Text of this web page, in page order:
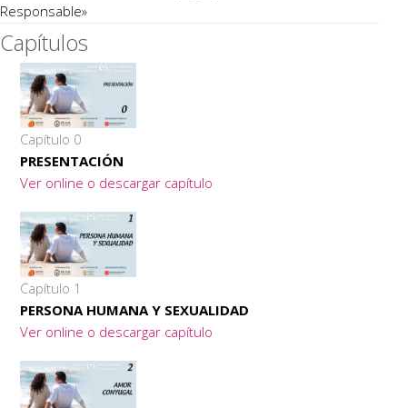
Responsable»
Capítulos
Capítulo 0
PRESENTACIÓN
Ver online o descargar capítulo
Capítulo 1
PERSONA HUMANA Y SEXUALIDAD
Ver online o descargar capítulo